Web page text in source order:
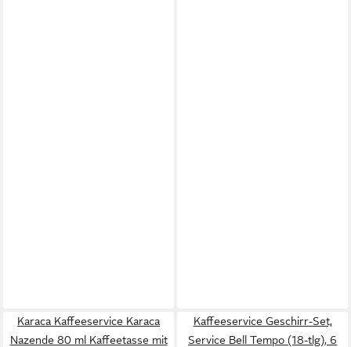
Karaca Kaffeeservice Karaca
Nazende 80 ml Kaffeetasse mit
Kaffeeservice Geschirr-Set,
Service Bell Tempo (18-tlg), 6